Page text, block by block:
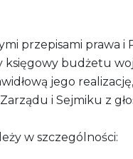
przepisami prawa
księgowy budżetu
jego
i Sejmiku z
w szczególności: